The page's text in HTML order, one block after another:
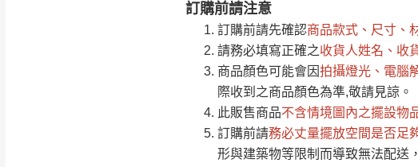
訂購前請注意
訂購前請先確認商品款式、尺寸、
請務必填寫正確之收貨人姓名、收
商品顏色可能會因拍攝燈光、電腦
際收到之商品顏色為準,敬請見諒。
此販售商品不含情境圖內之擺設物
訂購前請務必丈量擺放空間是否足
形與建築物等限制而導致無法配送
運送地區
桃園
注意事項：
由於品項繁多，網頁無法
認商品是否有「現貨」與
若商品價格或庫存有異常，商
接單後二日內(不含例假日)
（線上客服 LINE →
下單前先詢問是否現貨，若
全部